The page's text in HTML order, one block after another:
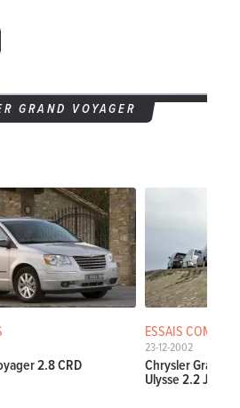
GRAND VOYAGER
2.8 CRD
ESSAIS
23-12-2002
Chrysler Grand
Ulysse 2.2 JTD,...